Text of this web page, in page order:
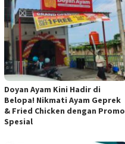
Doyan Ayam Kini Hadir di
Belopa! Nikmati Ayam Geprek
& Fried Chicken dengan Promo
Spesial